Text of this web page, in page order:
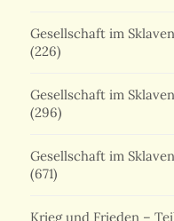
Gesellschaft im
(226)
Gesellschaft im
(296)
Gesellschaft im
(671)
Krieg und Frieden –